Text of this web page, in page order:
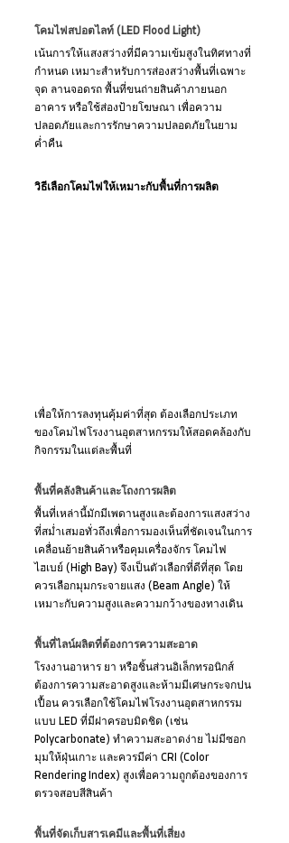
โคมไฟสปอตไลท์ (LED Flood Light)
เน้นการให้แสงสว่างที่มีความเข้มสูงในทิศทางที่
กำหนด เหมาะสำหรับการส่องสว่างพื้นที่เฉพาะ
จุด ลานจอดรถ พื้นที่ขนถ่ายสินค้าภายนอก
อาคาร หรือใช้ส่องป้ายโฆษณา เพื่อความ
ปลอดภัยและการรักษาความปลอดภัยในยาม
ค่ำคืน
วิธีเลือกโคมไฟให้เหมาะกับพื้นที่การผลิต
เพื่อให้การลงทุนคุ้มค่าที่สุด ต้องเลือกประเภท
ของโคมไฟโรงงานอุตสาหกรรมให้สอดคล้องกับ
กิจกรรมในแต่ละพื้นที่
พื้นที่คลังสินค้าและโถงการผลิต
พื้นที่เหล่านี้มักมีเพดานสูงและต้องการแสงสว่าง
ที่สม่ำเสมอทั่วถึงเพื่อการมองเห็นที่ชัดเจนในการ
เคลื่อนย้ายสินค้าหรือคุมเครื่องจักร โคมไฟ
ไฮเบย์ (High Bay) จึงเป็นตัวเลือกที่ดีที่สุด โดย
ควรเลือกมุมกระจายแสง (Beam Angle) ให้
เหมาะกับความสูงและความกว้างของทางเดิน
พื้นที่ไลน์ผลิตที่ต้องการความสะอาด
โรงงานอาหาร ยา หรือชิ้นส่วนอิเล็กทรอนิกส์
ต้องการความสะอาดสูงและห้ามมีเศษกระจกปน
เปื้อน ควรเลือกใช้โคมไฟโรงงานอุตสาหกรรม
แบบ LED ที่มีฝาครอบมิดชิด (เช่น
Polycarbonate) ทำความสะอาดง่าย ไม่มีซอก
มุมให้ฝุ่นเกาะ และควรมีค่า CRI (Color
Rendering Index) สูงเพื่อความถูกต้องของการ
ตรวจสอบสีสินค้า
พื้นที่จัดเก็บสารเคมีและพื้นที่เสี่ยง